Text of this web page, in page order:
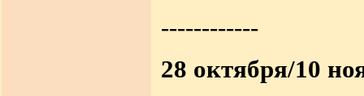
------------
28 октября/10